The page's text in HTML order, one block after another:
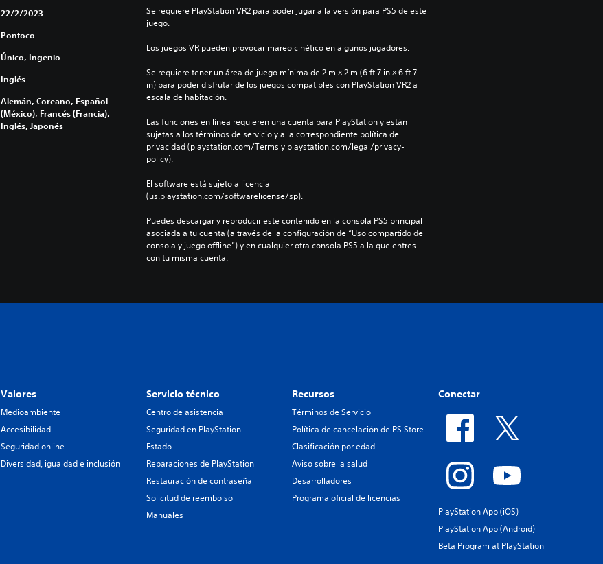
22/2/2023
Pontoco
Único, Ingenio
Inglés
Alemán, Coreano, Español
(México), Francés (Francia),
Inglés, Japonés
Se requiere PlayStation VR2 para poder jugar a la versión para PS5 de este
juego.
Los juegos VR pueden provocar mareo cinético en algunos jugadores.
Se requiere tener un área de juego mínima de 2 m × 2 m (6 ft 7 in × 6 ft 7
in) para poder disfrutar de los juegos compatibles con PlayStation VR2 a
escala de habitación.
Las funciones en línea requieren una cuenta para PlayStation y están
sujetas a los términos de servicio y a la correspondiente política de
privacidad (playstation.com/Terms y playstation.com/legal/privacy-
policy).
El software está sujeto a licencia
(us.playstation.com/softwarelicense/sp).
Puedes descargar y reproducir este contenido en la consola PS5 principal
asociada a tu cuenta (a través de la configuración de “Uso compartido de
consola y juego offline”) y en cualquier otra consola PS5 a la que entres
con tu misma cuenta.
Valores
Medioambiente
Accesibilidad
Seguridad online
Diversidad, igualdad e inclusión
Servicio técnico
Centro de asistencia
Seguridad en PlayStation
Estado
Reparaciones de PlayStation
Restauración de contraseña
Solicitud de reembolso
Manuales
Recursos
Términos de Servicio
Política de cancelación de PS Store
Clasificación por edad
Aviso sobre la salud
Desarrolladores
Programa oficial de licencias
Conectar
PlayStation App (iOS)
PlayStation App (Android)
Beta Program at PlayStation